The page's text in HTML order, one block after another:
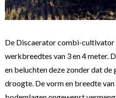
De Discaerator combi-cultivator
werkbreedtes van 3 en 4 meter.
en beluchten deze zonder dat
droogte. De vorm en breedte